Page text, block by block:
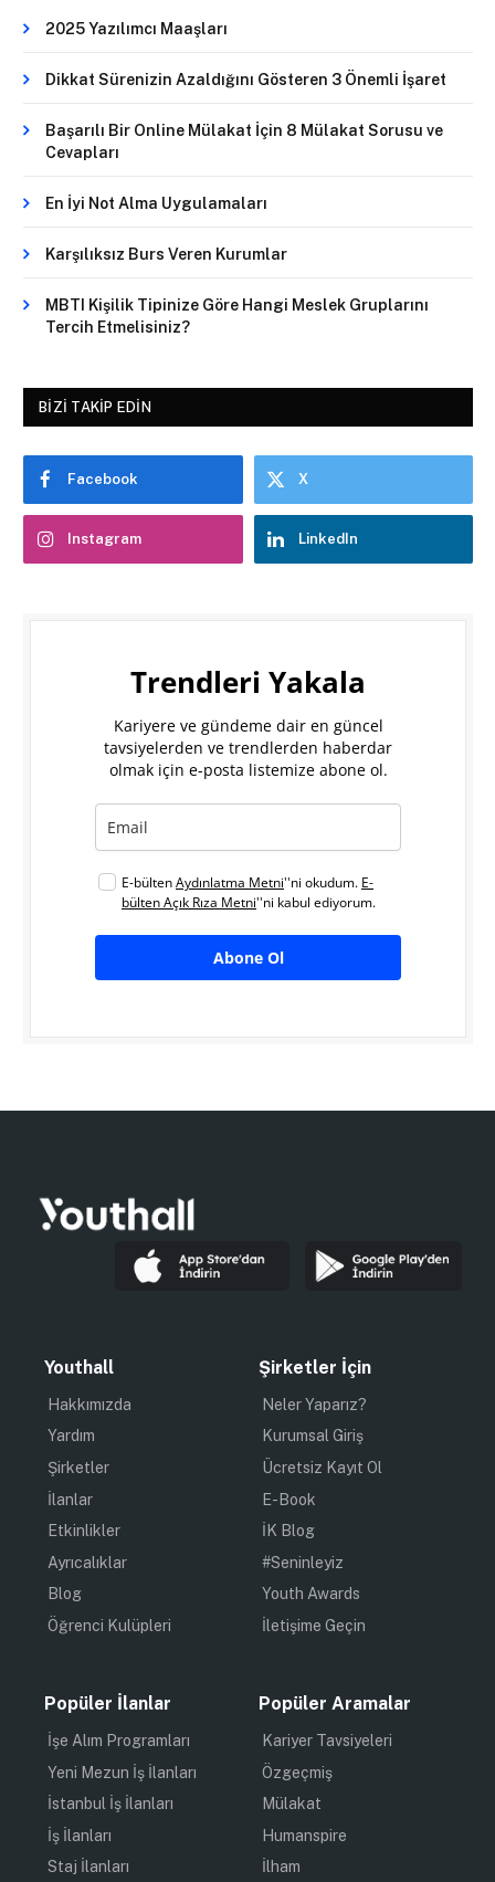
2025 Yazılımcı Maaşları
Dikkat Sürenizin Azaldığını Gösteren 3 Önemli İşaret
Başarılı Bir Online Mülakat İçin 8 Mülakat Sorusu ve
Cevapları
En İyi Not Alma Uygulamaları
Karşılıksız Burs Veren Kurumlar
MBTI Kişilik Tipinize Göre Hangi Meslek Gruplarını
Tercih Etmelisiniz?
BIZI TAKIP EDIN
Facebook X
Instagram LinkedIn
Trendleri Yakala
Kariyere ve gündeme dair en güncel
tavsiyelerden ve trendlerden haberdar
olmak için e-posta listemize abone ol.
E-bültenAydınlatma Metni''ni okudum. E-
bülten Açık Rıza Metni''ni kabul ediyorum.
Abone Ol
Youthall
Hakkımızda
Yardım
Şirketler
İlanlar
Etkinlikler
Ayrıcalıklar
Blog
Öğrenci Kulüpleri
Şirketler İçin
Neler Yaparız?
Kurumsal Giriş
Ücretsiz Kayıt Ol
E-Book
İK Blog
#Seninleyiz
Youth Awards
İletişime Geçin
Popüler İlanlar
İşe Alım Programları
Yeni Mezun İş İlanları
İstanbul İş İlanları
İş İlanları
Staj İlanları
Popüler Aramalar
Kariyer Tavsiyeleri
Özgeçmiş
Mülakat
Humanspire
İlham